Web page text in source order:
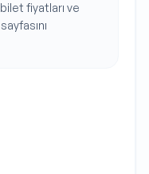
fiyatları ve